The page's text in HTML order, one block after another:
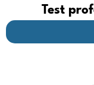
Test